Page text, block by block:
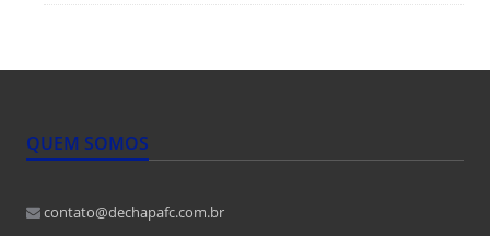
QUEM SOMOS
contato@dechapafc.com.br